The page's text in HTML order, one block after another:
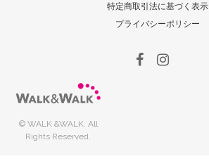
特定商取引法に基づく表示
プライバシーポリシー
© WALK &WALK. All
Rights Reserved.